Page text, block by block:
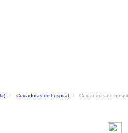
Cuidadoras de hospital Cuidadoras de